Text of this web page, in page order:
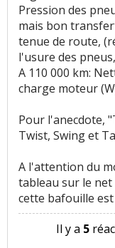
Pression des
mais bon
tenue de route,
l'usure des
A 110 000 km:
charge moteur
Pour l'anecdote,
Twist, Swing et
A l'attention du
tableau sur le
cette bafouille
Il y a 5